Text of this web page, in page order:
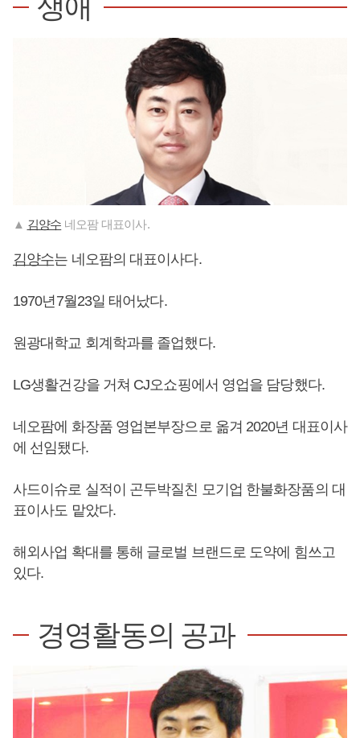
생애
▲ 김양수 네오팜 대표이사.
김양수는 네오팜의 대표이사다.
1970년7월23일 태어났다.
원광대학교 회계학과를 졸업했다.
LG생활건강을 거쳐 CJ오쇼핑에서 영업을 담당했다.
네오팜에 화장품 영업본부장으로 옮겨 2020년 대표이사
에 선임됐다.
사드이슈로 실적이 곤두박질친 모기업 한불화장품의 대
표이사도 맡았다.
해외사업 확대를 통해 글로벌 브랜드로 도약에 힘쓰고
있다.
경영활동의 공과